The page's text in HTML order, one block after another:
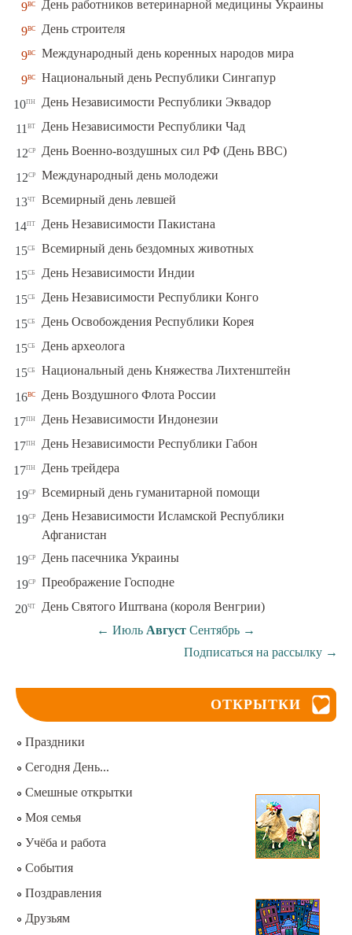
9вс День работников ветеринарной медицины Украины
9вс День строителя
9вс Международный день коренных народов мира
9вс Национальный день Республики Сингапур
10пн День Независимости Республики Эквадор
11 вт День Независимости Республики Чад
12ср День Военно-воздушных сил РФ (День ВВС)
12ср Международный день молодежи
13чт Всемирный день левшей
14пт День Независимости Пакистана
15сб Всемирный день бездомных животных
15сб День Независимости Индии
15сб День Независимости Республики Конго
15сб День Освобождения Республики Корея
15сб День археолога
15сб Национальный день Княжества Лихтенштейн
16вс День Воздушного Флота России
17пн День Независимости Индонезии
17пн День Независимости Республики Габон
17пн День трейдера
19ср Всемирный день гуманитарной помощи
19ср
День Независимости Исламской Республики
Афганистан
19ср День пасечника Украины
19ср Преображение Господне
20чт
День Святого Иштвана (короля Венгрии)
← Июль Август Сентябрь →
Подписаться на рассылку →
ОТКРЫТКИ
Праздники
Сегодня День...
Смешные открытки
Моя семья
Учёба и работа
События
Поздравления
Друзьям